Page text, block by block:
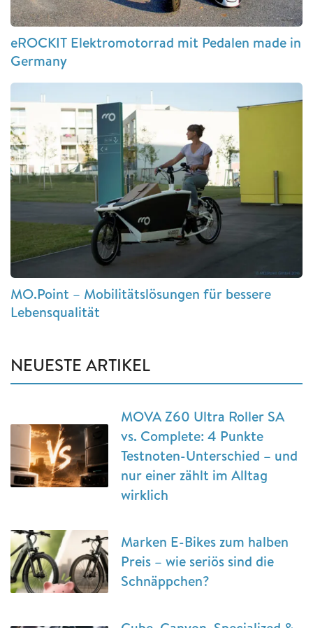
eROCKIT Elektromotorrad mit Pedalen made in
Germany
MO.Point – Mobilitätslösungen für bessere
Lebensqualität
NEUESTE ARTIKEL
MOVA Z60 Ultra Roller SA
vs. Complete: 4 Punkte
Testnoten-Unterschied – und
nur einer zählt im Alltag
wirklich
Marken E-Bikes zum halben
Preis – wie seriös sind die
Schnäppchen?